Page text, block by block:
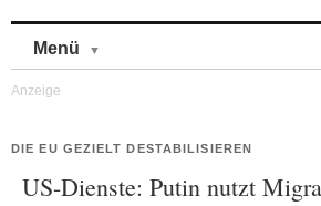
Menü
DIE EU GEZIELT DESTABILISIEREN
US-Dienste: Putin nutzt